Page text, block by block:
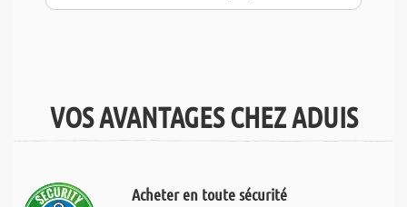
VOS AVANTAGES CHEZ ADUIS
Acheter en toute sécurité